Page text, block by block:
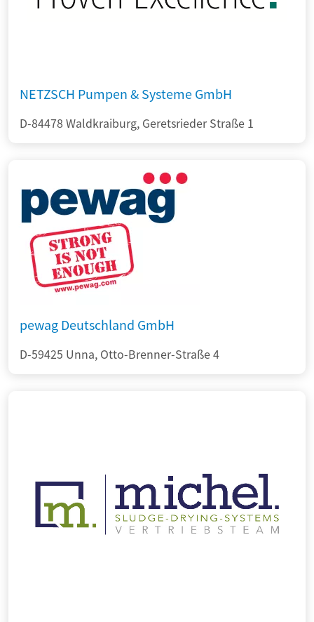
NETZSCH Pumpen & Systeme GmbH
D-84478 Waldkraiburg, Geretsrieder Straße 1
pewag Deutschland GmbH
D-59425 Unna, Otto-Brenner-Straße 4